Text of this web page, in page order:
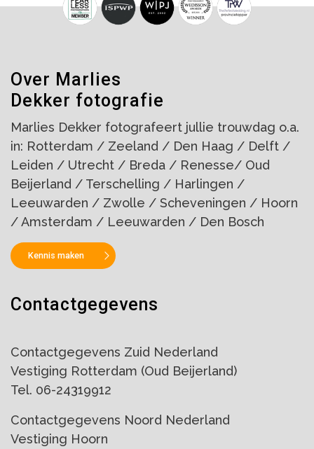
Over Marlies
Dekker fotografie
Marlies Dekker fotografeert jullie trouwdag o.a.
in: Rotterdam / Zeeland / Den Haag / Delft /
Leiden / Utrecht / Breda / Renesse/ Oud
Beijerland / Terschelling / Harlingen /
Leeuwarden / Zwolle / Scheveningen / Hoorn
/ Amsterdam / Leeuwarden / Den Bosch
Kennis maken
Contactgegevens
Contactgegevens Zuid Nederland
Vestiging Rotterdam (Oud Beijerland)
Tel. 06-24319912
Contactgegevens Noord Nederland
Vestiging Hoorn